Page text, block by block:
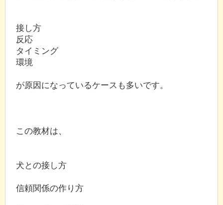
接し方
反応
タイミング
環境
が原因になっているケースも多いです。
この教材は、
犬との接し方
信頼関係の作り方